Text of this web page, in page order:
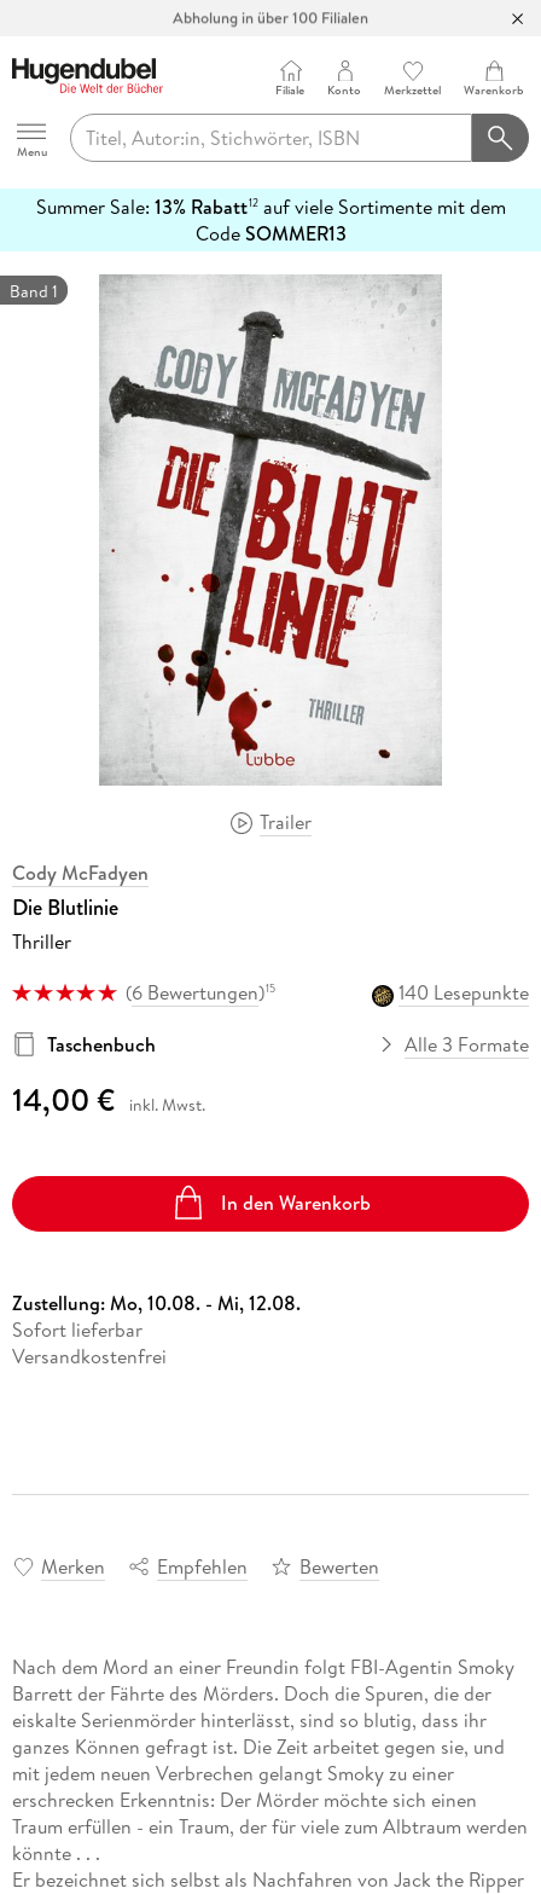
Abholung in über 100 Filialen
Hugendubel
Menu
Filiale Konto Merkzettel Warenkorb
Summer Sale: 13% Rabatt12auf viele Sortimente mit dem
CodeSOMMER13
erfahren
Trailer
Band 1
Cody McFadyen
Die Blutlinie
Thriller
(6 Bewertungen)15
140 Lesepunkte
Taschenbuch
Alle 3 Formate
14,00 € inkl. Mwst.
In den Warenkorb
Zustellung:Mo, 10.08. - Mi, 12.08.
Sofort lieferbar
Versandkostenfrei
Merken Empfehlen Bewerten
Nach dem Mord an einer Freundin folgt FBI-Agentin Smoky
Barrett der Fährte des Mörders. Doch die Spuren, die der
eiskalte Serienmörder hinterlässt, sind so blutig, dass ihr
ganzes Können gefragt ist. Die Zeit arbeitet gegen sie, und
mit jedem neuen Verbrechen gelangt Smoky zu einer
erschrecken Erkenntnis: Der Mörder möchte sich einen
Traum erfüllen - ein Traum, der für viele zum Albtraum werden
könnte . . .
Er bezeichnet sich selbst als Nachfahren von Jack the Ripper